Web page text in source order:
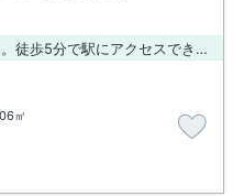
「エスタプレイス」のここがイチオシ。徒歩5分で駅にアクセスできる物件です。こちらの物件にはエレベーターがあります。外装もおしゃれで快適な生活をおくることができるマンションです。経験豊富なスタッフが丁寧に対応致します。お部屋探しは創業元治元年 小林工務店にお任せください。075-406-0007/info@arch-koba.comからお問い合わせをお待ちしております。
㎡